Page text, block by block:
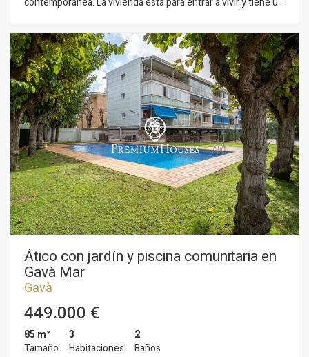
propiedad se divide en dos plantas. En la planta baja, zona de
día, se compone de un gran salón-comedor con chimenea
central y una cocina americana. Desde el salón-comedor se
accede al jardín mediante un gran ventanal. Además, hay una
habitación individual y un baño completo que da servicio a
toda la planta baja. En la primera planta, zona de noche, se
compone de cuatro habitaciones dobles, una en suite con su
vestidor y salida a su terraza con vistas despejadas.
Finalmente, un baño completo da servicio a las demás
habitaciones. La casa está equipada con aire acondicionado
por conductos y suelos radiantes en ambas plantas. El barrio
de La Sentiu de Gavá se ubica dentro del Parc Natural del
Garraf, a cinco minutos de Gavà y Castelldefels, con buen
acceso a servicios, playa, aeropuerto y Barcelona.
Ático con jardín y piscina comunitaria en
Gavà Mar
Gavà
449.000 €
85 m²
Tamaño
3
Habitaciones
2
Baños